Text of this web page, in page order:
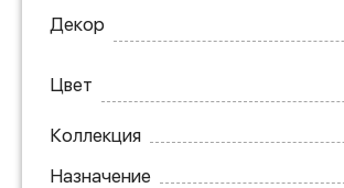
Декор
Цвет
Коллекция
Назначение